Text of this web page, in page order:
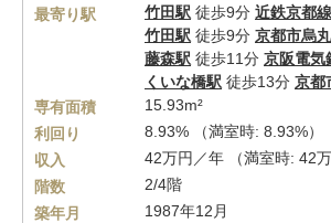
最寄り駅
竹田駅 徒歩9分 近鉄京都線
竹田駅 徒歩9分 京都市烏
藤森駅 徒歩11分 京阪電気
くいな橋駅 徒歩13分 京都
専有面積
15.93m²
利回り
8.93% （満室時: 8.93%）
収入
42万円／年 （満室時: 42万
階数
2/4階
築年月
1987年12月